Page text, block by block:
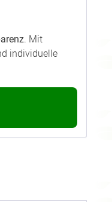
. Mit
individuelle